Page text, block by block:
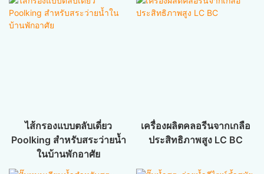
ไส้กรองแบบตลับเดี่ยว
Poolking สำหรับสระว่ายน้ำ
ในบ้านพักอาศัย
เครื่องผลิตคลอรีนจากเกลือ
ประสิทธิภาพสูง LC BC